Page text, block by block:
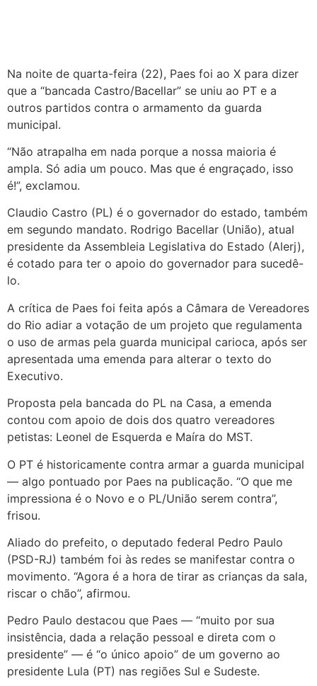
Na noite de quarta-feira (22), Paes foi ao X para dizer
que a “bancada Castro/Bacellar” se uniu ao PT e a
outros partidos contra o armamento da guarda
municipal.
“Não atrapalha em nada porque a nossa maioria é
ampla. Só adia um pouco. Mas que é engraçado, isso
é!”, exclamou.
Claudio Castro (PL) é o governador do estado, também
em segundo mandato. Rodrigo Bacellar (União), atual
presidente da Assembleia Legislativa do Estado (Alerj),
é cotado para ter o apoio do governador para sucedê-
lo.
A crítica de Paes foi feita após a Câmara de Vereadores
do Rio adiar a votação de um projeto que regulamenta
o uso de armas pela guarda municipal carioca, após ser
apresentada uma emenda para alterar o texto do
Executivo.
Proposta pela bancada do PL na Casa, a emenda
contou com apoio de dois dos quatro vereadores
petistas: Leonel de Esquerda e Maíra do MST.
O PT é historicamente contra armar a guarda municipal
— algo pontuado por Paes na publicação. “O que me
impressiona é o Novo e o PL/União serem contra”,
frisou.
Aliado do prefeito, o deputado federal Pedro Paulo
(PSD-RJ) também foi às redes se manifestar contra o
movimento. “Agora é a hora de tirar as crianças da sala,
riscar o chão”, afirmou.
Pedro Paulo destacou que Paes — “muito por sua
insistência, dada a relação pessoal e direta com o
presidente” — é “o único apoio” de um governo ao
presidente Lula (PT) nas regiões Sul e Sudeste.